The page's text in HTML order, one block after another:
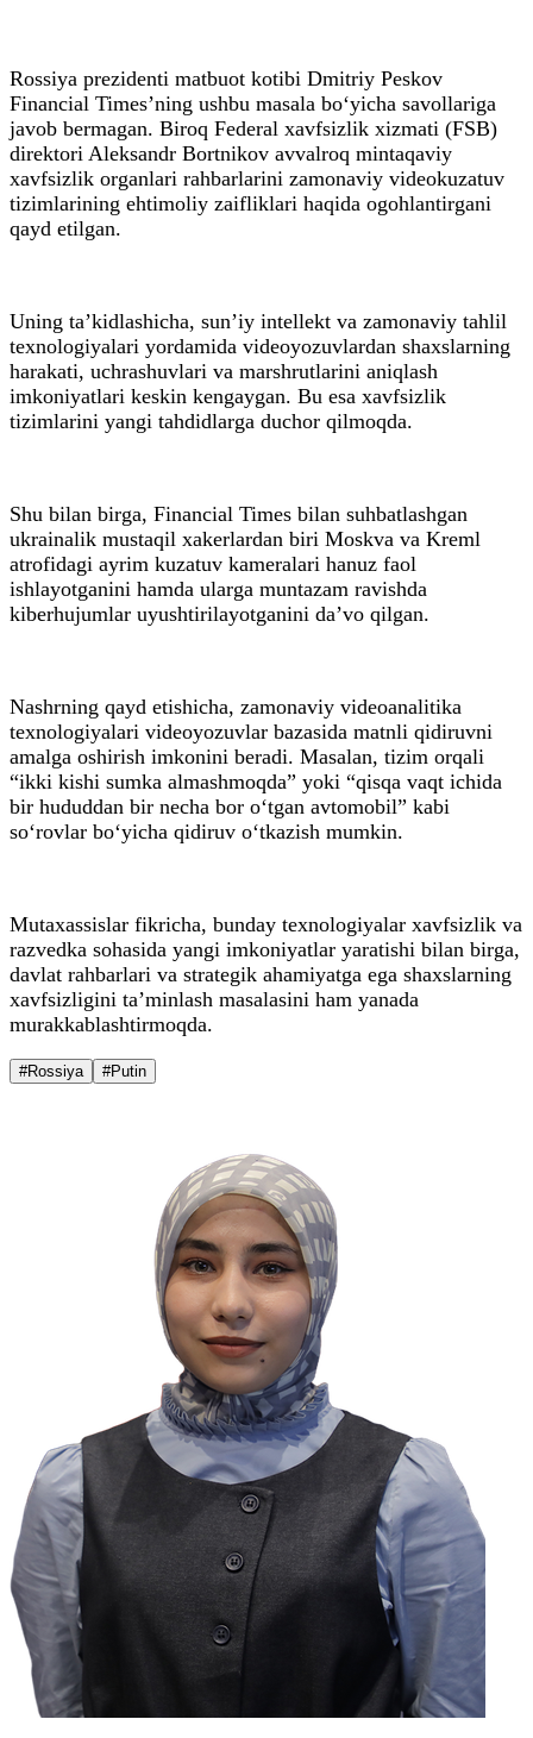
Rossiya prezidenti matbuot kotibi Dmitriy Peskov
Financial Times’ning ushbu masala bo‘yicha savollariga
javob bermagan. Biroq Federal xavfsizlik xizmati (FSB)
direktori Aleksandr Bortnikov avvalroq mintaqaviy
xavfsizlik organlari rahbarlarini zamonaviy videokuzatuv
tizimlarining ehtimoliy zaifliklari haqida ogohlantirgani
qayd etilgan.
Uning ta’kidlashicha, sun’iy intellekt va zamonaviy tahlil
texnologiyalari yordamida videoyozuvlardan shaxslarning
harakati, uchrashuvlari va marshrutlarini aniqlash
imkoniyatlari keskin kengaygan. Bu esa xavfsizlik
tizimlarini yangi tahdidlarga duchor qilmoqda.
Shu bilan birga, Financial Times bilan suhbatlashgan
ukrainalik mustaqil xakerlardan biri Moskva va Kreml
atrofidagi ayrim kuzatuv kameralari hanuz faol
ishlayotganini hamda ularga muntazam ravishda
kiberhujumlar uyushtirilayotganini da’vo qilgan.
Nashrning qayd etishicha, zamonaviy videoanalitika
texnologiyalari videoyozuvlar bazasida matnli qidiruvni
amalga oshirish imkonini beradi. Masalan, tizim orqali
“ikki kishi sumka almashmoqda” yoki “qisqa vaqt ichida
bir hududdan bir necha bor o‘tgan avtomobil” kabi
so‘rovlar bo‘yicha qidiruv o‘tkazish mumkin.
Mutaxassislar fikricha, bunday texnologiyalar xavfsizlik va
razvedka sohasida yangi imkoniyatlar yaratishi bilan birga,
davlat rahbarlari va strategik ahamiyatga ega shaxslarning
xavfsizligini ta’minlash masalasini ham yanada
murakkablashtirmoqda.
#Rossiya #Putin